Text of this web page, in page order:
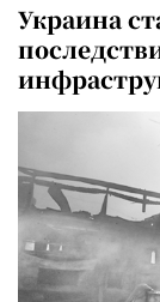
Украина